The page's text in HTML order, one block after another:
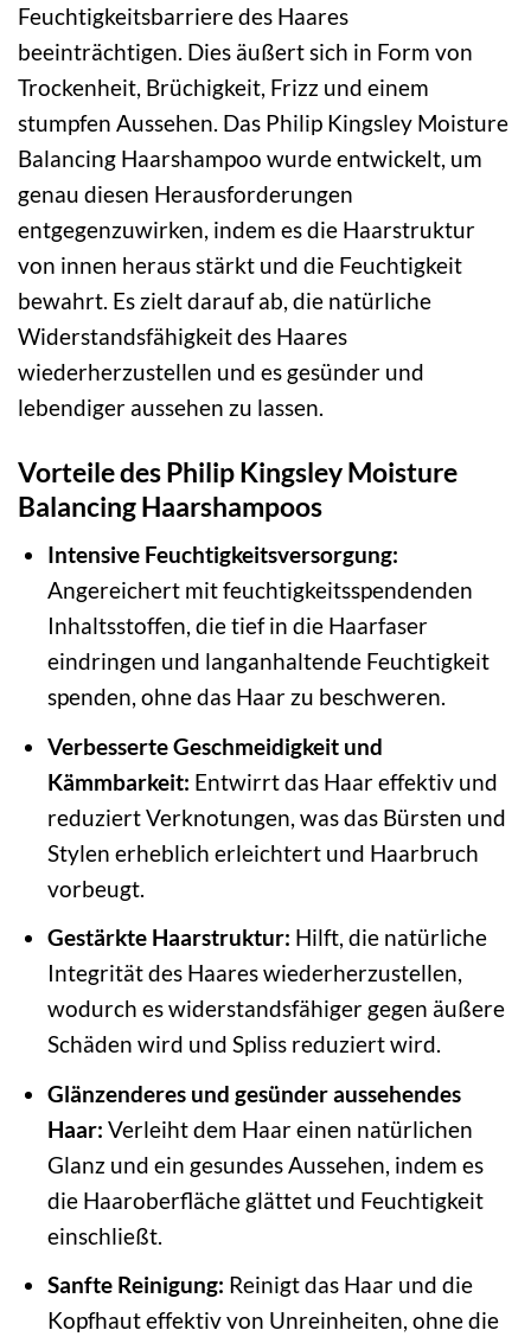
Feuchtigkeitsbarriere des Haares
beeinträchtigen. Dies äußert sich in Form von
Trockenheit, Brüchigkeit, Frizz und einem
stumpfen Aussehen. Das Philip Kingsley Moisture
Balancing Haarshampoo wurde entwickelt, um
genau diesen Herausforderungen
entgegenzuwirken, indem es die Haarstruktur
von innen heraus stärkt und die Feuchtigkeit
bewahrt. Es zielt darauf ab, die natürliche
Widerstandsfähigkeit des Haares
wiederherzustellen und es gesünder und
lebendiger aussehen zu lassen.
Vorteile des Philip Kingsley Moisture
Balancing Haarshampoos
Intensive Feuchtigkeitsversorgung:
Angereichert mit feuchtigkeitsspendenden
Inhaltsstoffen, die tief in die Haarfaser
eindringen und langanhaltende Feuchtigkeit
spenden, ohne das Haar zu beschweren.
Verbesserte Geschmeidigkeit und
Kämmbarkeit: Entwirrt das Haar effektiv und
reduziert Verknotungen, was das Bürsten und
Stylen erheblich erleichtert und Haarbruch
vorbeugt.
Gestärkte Haarstruktur: Hilft, die natürliche
Integrität des Haares wiederherzustellen,
wodurch es widerstandsfähiger gegen äußere
Schäden wird und Spliss reduziert wird.
Glänzenderes und gesünder aussehendes
Haar: Verleiht dem Haar einen natürlichen
Glanz und ein gesundes Aussehen, indem es
die Haaroberfläche glättet und Feuchtigkeit
einschließt.
Sanfte Reinigung: Reinigt das Haar und die
Kopfhaut effektiv von Unreinheiten, ohne die